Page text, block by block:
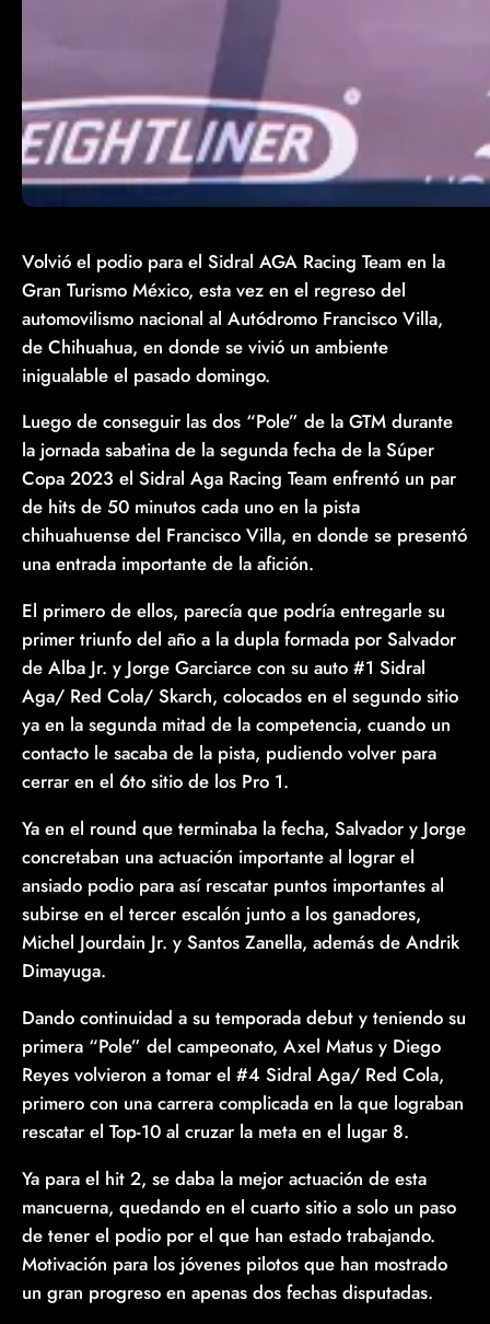
Volvió el podio para el Sidral AGA Racing Team en la
Gran Turismo México, esta vez en el regreso del
automovilismo nacional al Autódromo Francisco Villa,
de Chihuahua, en donde se vivió un ambiente
inigualable el pasado domingo.
Luego de conseguir las dos “Pole” de la GTM durante
la jornada sabatina de la segunda fecha de la Súper
Copa 2023 el Sidral Aga Racing Team enfrentó un par
de hits de 50 minutos cada uno en la pista
chihuahuense del Francisco Villa, en donde se presentó
una entrada importante de la afición.
El primero de ellos, parecía que podría entregarle su
primer triunfo del año a la dupla formada por Salvador
de Alba Jr. y Jorge Garciarce con su auto #1 Sidral
Aga/ Red Cola/ Skarch, colocados en el segundo sitio
ya en la segunda mitad de la competencia, cuando un
contacto le sacaba de la pista, pudiendo volver para
cerrar en el 6to sitio de los Pro 1.
Ya en el round que terminaba la fecha, Salvador y Jorge
concretaban una actuación importante al lograr el
ansiado podio para así rescatar puntos importantes al
subirse en el tercer escalón junto a los ganadores,
Michel Jourdain Jr. y Santos Zanella, además de Andrik
Dimayuga.
Dando continuidad a su temporada debut y teniendo su
primera “Pole” del campeonato, Axel Matus y Diego
Reyes volvieron a tomar el #4 Sidral Aga/ Red Cola,
primero con una carrera complicada en la que lograban
rescatar el Top-10 al cruzar la meta en el lugar 8.
Ya para el hit 2, se daba la mejor actuación de esta
mancuerna, quedando en el cuarto sitio a solo un paso
de tener el podio por el que han estado trabajando.
Motivación para los jóvenes pilotos que han mostrado
un gran progreso en apenas dos fechas disputadas.